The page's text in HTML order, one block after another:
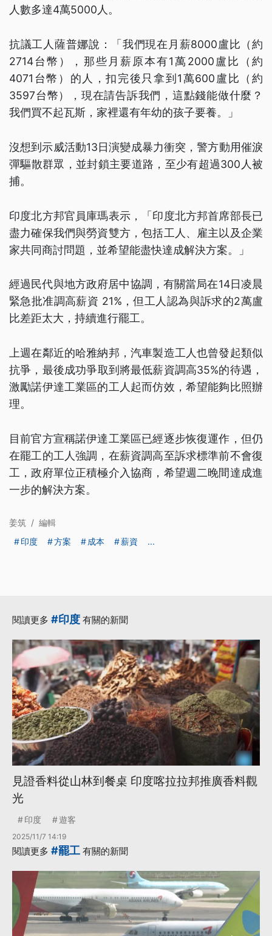
人數多達4萬5000人。
抗議工人薩普娜說：「我們現在月薪8000盧比（約
2714台幣），那些月薪原本有1萬2000盧比（約
4071台幣）的人，扣完後只拿到1萬600盧比（約
3597台幣），現在請告訴我們，這點錢能做什麼？
我們買不起瓦斯，家裡還有年幼的孩子要養。」
沒想到示威活動13日演變成暴力衝突，警方動用催淚
彈驅散群眾，並封鎖主要道路，至少有超過300人被
捕。
印度北方邦官員庫瑪表示，「印度北方邦首席部長已
盡力確保我們與勞資雙方，包括工人、雇主以及企業
家共同商討問題，並希望能盡快達成解決方案。」
經過民代與地方政府居中協調，有關當局在14日凌晨
緊急批准調高薪資 21%，但工人認為與訴求的2萬盧
比差距太大，持續進行罷工。
上週在鄰近的哈雅納邦，汽車製造工人也曾發起類似
抗爭，最後成功爭取到將最低薪資調高35%的待遇，
激勵諾伊達工業區的工人起而仿效，希望能夠比照辦
理。
目前官方宣稱諾伊達工業區已經逐步恢復運作，但仍
在罷工的工人強調，在薪資調高至訴求標準前不會復
工，政府單位正積極介入協商，希望週二晚間達成進
一步的解決方案。
姜筑 / 編輯
印度
方案 成本 薪資 ...
閱讀更多 #印度 有關的新聞
見證香料從山林到餐桌 印度喀拉拉邦推廣香料觀
光
印度 遊客
2025/11/7 14:19
閱讀更多 #罷工 有關的新聞